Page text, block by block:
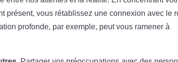
présent, vous rétablissez une connexion avec le
profonde, par exemple, peut vous ramener à